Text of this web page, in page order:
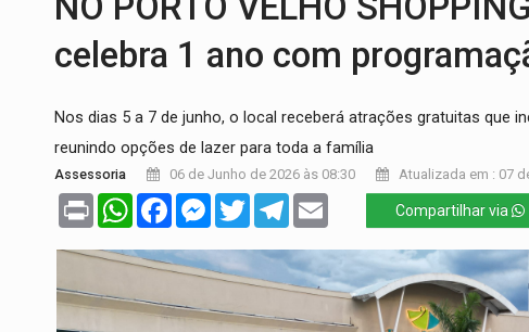
celebra 1 ano com
Nos dias 5 a 7 de junho, o local receberá atrações gratuitas que
reunindo opções de lazer para toda a família
Assessoria 06 de Junho de 2026 às 08:30 Atualizada em : 07
Print WhatsAppFacebookMessenger
TwitterTelegram Compartilhar via